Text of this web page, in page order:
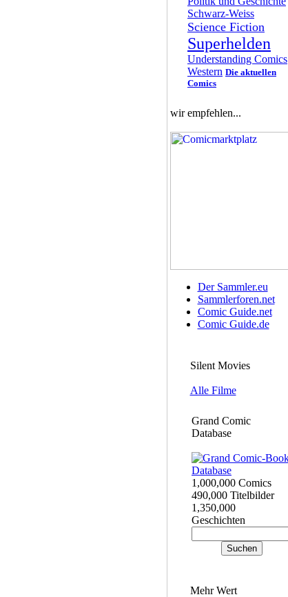
Schwarz-Weiss
Science Fiction
Superhelden
Understanding Comics
Western Die aktuellen
Comics
wir empfehlen...
Der Sammler.eu
Sammlerforen.net
Comic Guide.net
Comic Guide.de
Silent Movies
Alle Filme
Grand Comic
Database
1,000,000 Comics
490,000 Titelbilder
1,350,000
Geschichten
Mehr Wert